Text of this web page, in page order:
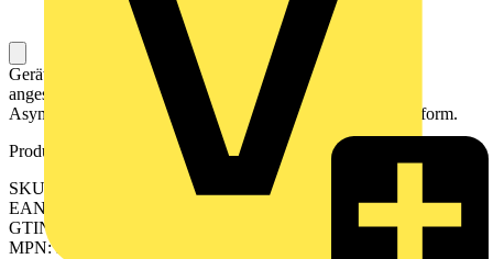
Gerät zum präzisen Messen des Stromverbrauchs einer
angeschlossenen Last durch Echtwerteffektivverfahren.
Asymmetrische Kabeldurchführung und platzsparende Bauform.
Produktkennzeichen
SKU: 2511690000
EAN: 04050118527643
GTIN: 04050118527643
MPN: KCMA-18-50-1A-1VA-3 HUT